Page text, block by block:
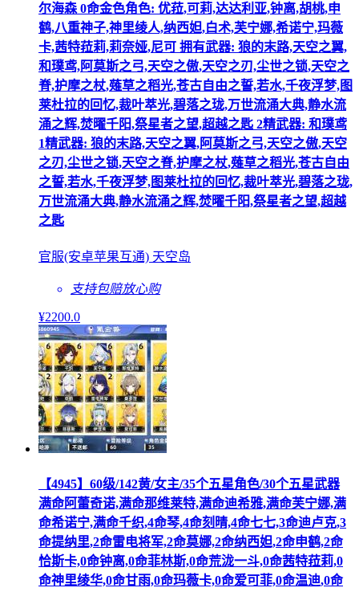
尔海森 0命金色角色: 优菈,可莉,达达利亚,钟离,胡桃,申
鹤,八重神子,神里绫人,纳西妲,白术,芙宁娜,希诺宁,玛薇
卡,茜特菈莉,莉奈娅,尼可 拥有武器: 狼的末路,天空之翼,
和璞鸢,阿莫斯之弓,天空之傲,天空之刃,尘世之锁,天空之
脊,护摩之杖,薙草之稻光,苍古自由之誓,若水,千夜浮梦,图
莱杜拉的回忆,裁叶萃光,碧落之珑,万世流涌大典,静水流
涌之辉,焚曜千阳,祭星者之望,超越之匙 2精武器: 和璞鸢
1精武器: 狼的末路,天空之翼,阿莫斯之弓,天空之傲,天空
之刃,尘世之锁,天空之脊,护摩之杖,薙草之稻光,苍古自由
之誓,若水,千夜浮梦,图莱杜拉的回忆,裁叶萃光,碧落之珑,
万世流涌大典,静水流涌之辉,焚曜千阳,祭星者之望,超越
之匙
官服(安卓苹果互通) 天空岛
支持包赔放心购
¥2200.0
【4945】60级/142黄/女主/35个五星角色/30个五星武器
满命阿蕾奇诺,满命那维莱特,满命迪希雅,满命芙宁娜,满
命希诺宁,满命千织,4命琴,4命刻晴,4命七七,3命迪卢克,3
命提纳里,2命雷电将军,2命莫娜,2命纳西妲,2命申鹤,2命
恰斯卡,0命钟离,0命菲林斯,0命荒泷一斗,0命茜特菈莉,0
命神里绫华,0命甘雨,0命玛薇卡,0命爱可菲,0命温迪,0命